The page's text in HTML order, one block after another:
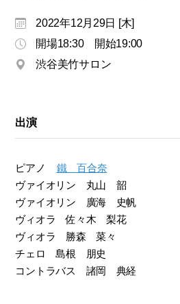
2022年12月29日 [木]
開場18:30 開始19:00
渋谷美竹サロン
出演
ピアノ
鐵 百合奈
ヴァイオリン 丸山 韶
ヴァイオリン 廣海 史帆
ヴィオラ 佐々木 梨花
ヴィオラ 勝森 菜々
チェロ 島根 朋史
コントラバス 諸岡 典経